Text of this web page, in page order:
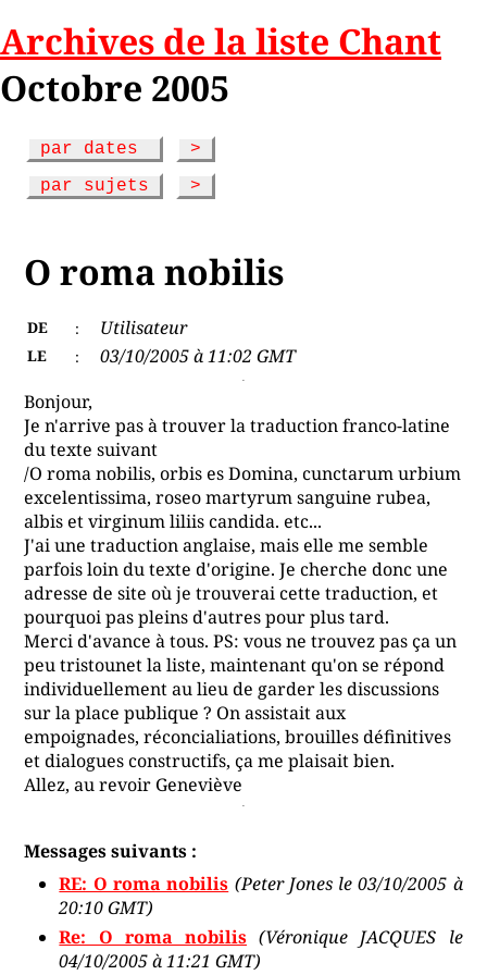
Archives de la liste Chant
Octobre 2005
par dates
>
par sujets
>
O roma nobilis
DE : Utilisateur
LE :
03/10/2005 à 11:02 GMT
Bonjour,
Je n'arrive pas à trouver la traduction franco-latine
du texte suivant
/O roma nobilis, orbis es Domina, cunctarum urbium
excelentissima, roseo martyrum sanguine rubea,
albis et virginum liliis candida. etc...
J'ai une traduction anglaise, mais elle me semble
parfois loin du texte d'origine. Je cherche donc une
adresse de site où je trouverai cette traduction, et
pourquoi pas pleins d'autres pour plus tard.
Merci d'avance à tous. PS: vous ne trouvez pas ça un
peu tristounet la liste, maintenant qu'on se répond
individuellement au lieu de garder les discussions
sur la place publique ? On assistait aux
empoignades, réconcialiations, brouilles définitives
et dialogues constructifs, ça me plaisait bien.
Allez, au revoir Geneviève
Messages suivants :
RE: O roma nobilis (Peter Jones le 03/10/2005 à
20:10 GMT)
Re: O roma nobilis (Véronique JACQUES le
04/10/2005 à 11:21 GMT)